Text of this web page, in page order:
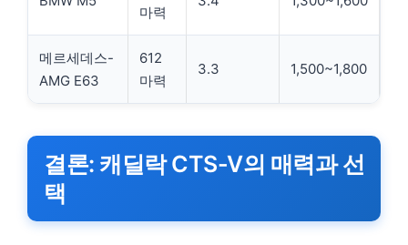
마력
메르세데스-
AMG E63
612
마력
3.3 1,500~1,800
결론: 캐딜락 CTS-V의 매력과 선
택